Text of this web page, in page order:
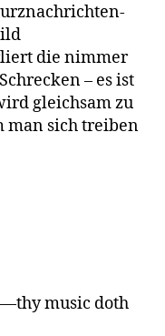
die nimmer
– es ist
gleichsam zu
man sich treiben
music doth